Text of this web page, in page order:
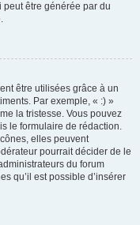
être générée par du
être utilisées grâce à un
Par exemple, « :) »
la tristesse. Vous pouvez
le formulaire de rédaction.
elles peuvent
pourrait décider de le
du forum
qu’il est possible d’insérer